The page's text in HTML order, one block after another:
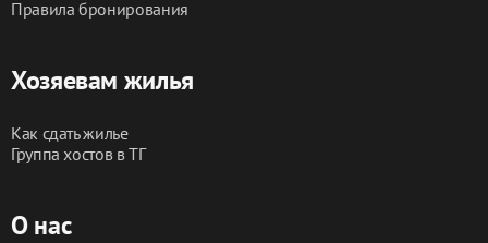
Правила бронирования
Хозяевам жилья
Как сдать жилье
Группа хостов в ТГ
О нас